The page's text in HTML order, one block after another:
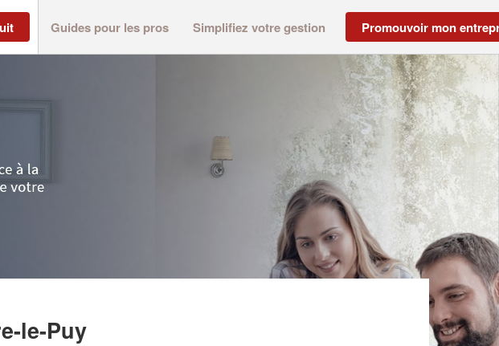
Guides pour les pros Simplifiez votre gestion Promouvoir mon
le-Puy